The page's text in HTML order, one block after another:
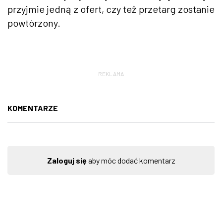
przyjmie jedną z ofert, czy też przetarg zostanie
powtórzony.
REKLAMA
KOMENTARZE
Zaloguj sięaby móc dodać komentarz